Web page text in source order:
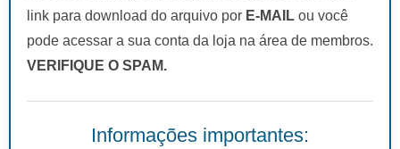
link para download do arquivo por E-MAIL ou você
pode acessar a sua conta da loja na área de membros.
VERIFIQUE O SPAM.
Informações importantes: